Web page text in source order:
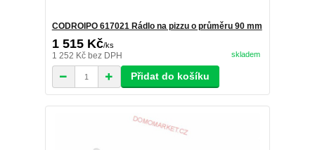
CODROIPO 617021 Rádlo na pizzu o průměru 90 mm
1 515 Kč/ks
1 252 Kč bez DPH skladem
Přidat do košíku